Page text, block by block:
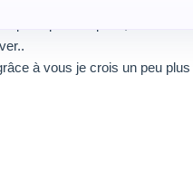
à vous je crois un peu